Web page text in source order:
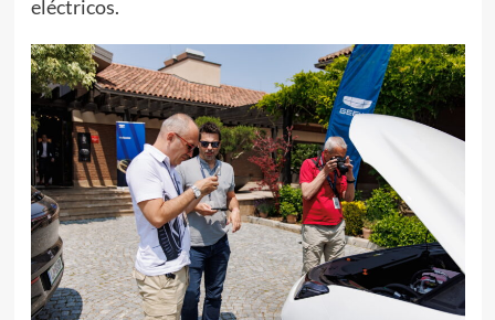
eléctricos.